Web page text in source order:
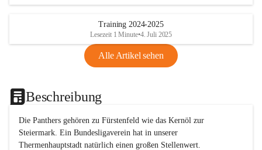
Training 2024-2025
Lesezeit 1 Minute•4. Juli 2025
Alle Artikel sehen
Beschreibung
Die Panthers gehören zu Fürstenfeld wie das Kernöl zur
Steiermark. Ein Bundesligaverein hat in unserer
Thermenhauptstadt natürlich einen großen Stellenwert.